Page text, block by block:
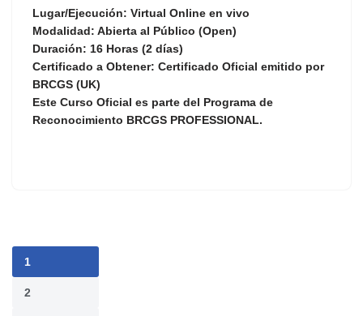
Lugar/Ejecución: Virtual Online en vivo
Modalidad: Abierta al Público (Open)
Duración: 16 Horas (2 días)
Certificado a Obtener: Certificado Oficial emitido por
BRCGS (UK)
Este Curso Oficial es parte del Programa de
Reconocimiento BRCGS PROFESSIONAL.
1
2